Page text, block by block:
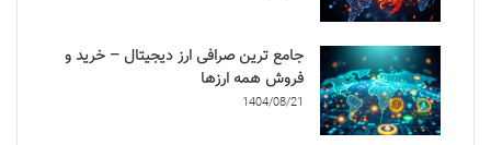
جامع ترین صرافی ارز دیجیتال – خرید و
فروش همه ارزها
1404/08/21